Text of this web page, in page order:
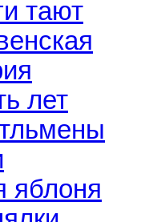
тают
лет
яблоня